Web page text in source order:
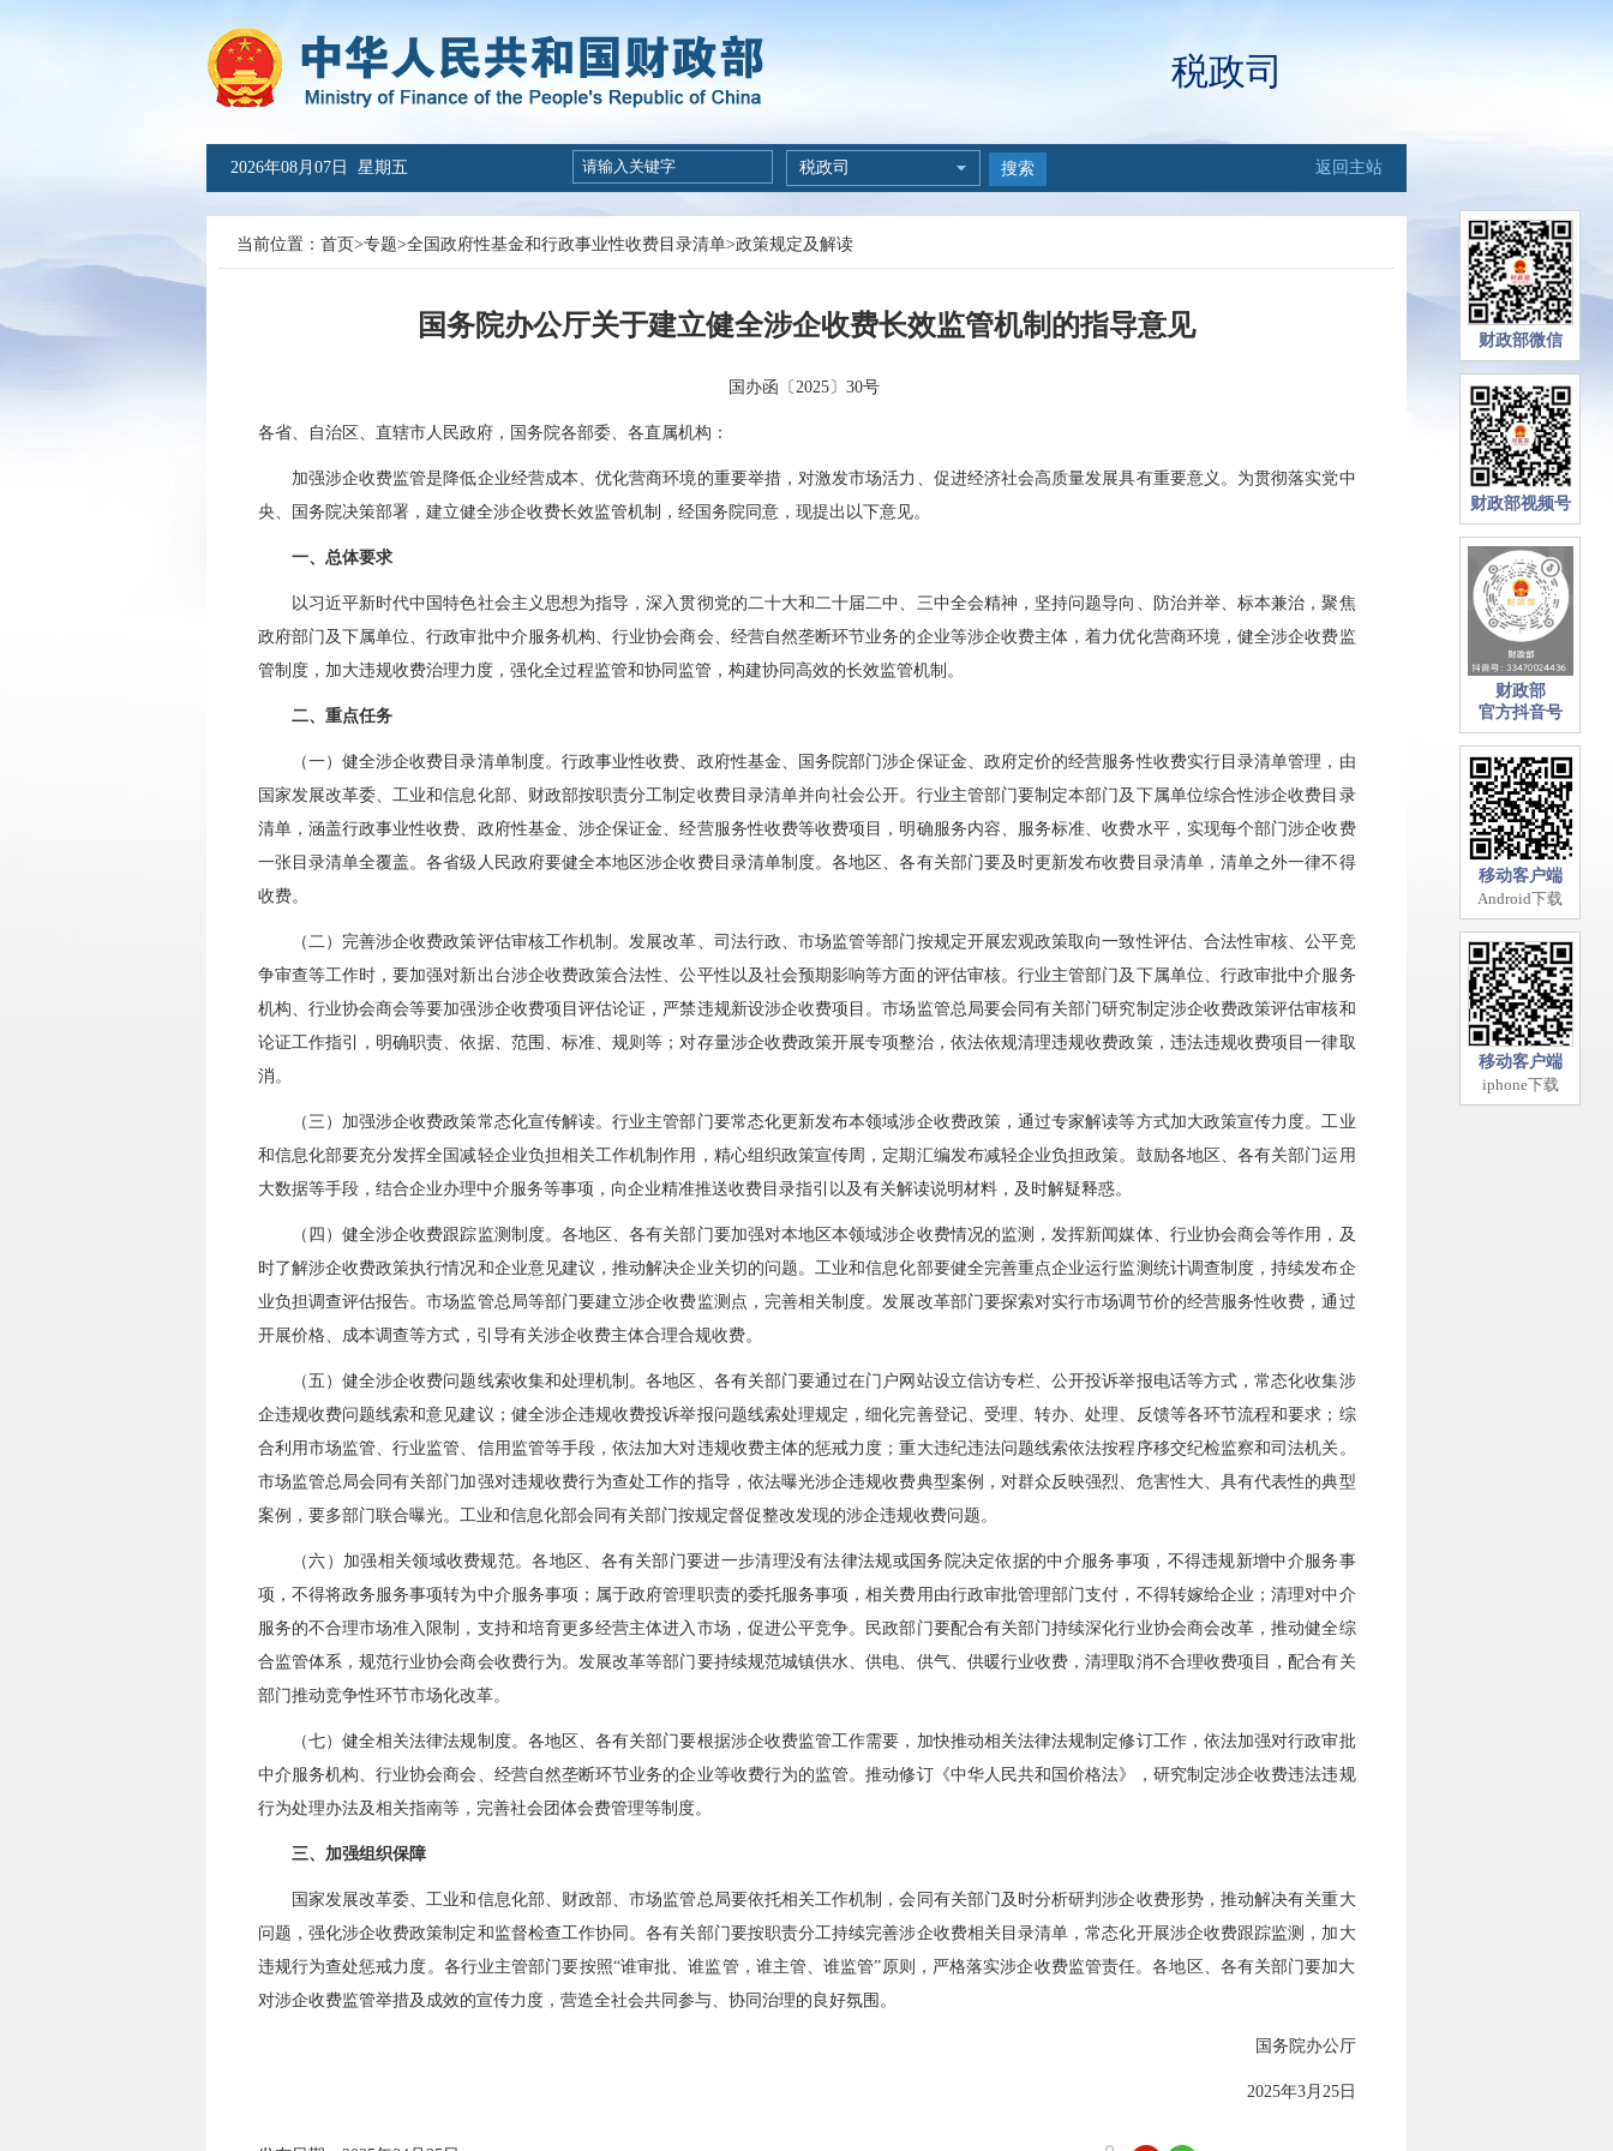
财政部微信
财政部视频号
财政部
官方抖音号
移动客户端
Android下载
移动客户端
iphone下载
税政司
2026年08月07日 星期五 税政司 搜索 返回主站
当前位置： 首页>专题>全国政府性基金和行政事业性收费目录清单>政策规定及解读
国务院办公厅关于建立健全涉企收费长效监管机制的指导意见
国办函〔2025〕30号
各省、自治区、直辖市人民政府，国务院各部委、各直属机构：
加强涉企收费监管是降低企业经营成本、优化营商环境的重要举措，对激发市场活力、促进经济社会高质量发展具有重要意义。为贯彻落实党中
央、国务院决策部署，建立健全涉企收费长效监管机制，经国务院同意，现提出以下意见。
一、总体要求
以习近平新时代中国特色社会主义思想为指导，深入贯彻党的二十大和二十届二中、三中全会精神，坚持问题导向、防治并举、标本兼治，聚焦
政府部门及下属单位、行政审批中介服务机构、行业协会商会、经营自然垄断环节业务的企业等涉企收费主体，着力优化营商环境，健全涉企收费监
管制度，加大违规收费治理力度，强化全过程监管和协同监管，构建协同高效的长效监管机制。
二、重点任务
（一）健全涉企收费目录清单制度。 行政事业性收费、政府性基金、国务院部门涉企保证金、政府定价的经营服务性收费实行目录清单管理，由
国家发展改革委、工业和信息化部、财政部按职责分工制定收费目录清单并向社会公开。行业主管部门要制定本部门及下属单位综合性涉企收费目录
清单，涵盖行政事业性收费、政府性基金、涉企保证金、经营服务性收费等收费项目，明确服务内容、服务标准、收费水平，实现每个部门涉企收费
一张目录清单全覆盖。各省级人民政府要健全本地区涉企收费目录清单制度。各地区、各有关部门要及时更新发布收费目录清单，清单之外一律不得
收费。
（二）完善涉企收费政策评估审核工作机制。发展改革、司法行政、市场监管等部门按规定开展宏观政策取向一致性评估、合法性审核、公平竞
争审查等工作时，要加强对新出台涉企收费政策合法性、公平性以及社会预期影响等方面的评估审核。行业主管部门及下属单位、行政审批中介服务
机构、行业协会商会等要加强涉企收费项目评估论证，严禁违规新设涉企收费项目。市场监管总局要会同有关部门研究制定涉企收费政策评估审核和
论证工作指引，明确职责、依据、范围、标准、规则等；对存量涉企收费政策开展专项整治，依法依规清理违规收费政策，违法违规收费项目一律取
消。
（三）加强涉企收费政策常态化宣传解读。行业主管部门要常态化更新发布本领域涉企收费政策，通过专家解读等方式加大政策宣传力度。工业
和信息化部要充分发挥全国减轻企业负担相关工作机制作用，精心组织政策宣传周，定期汇编发布减轻企业负担政策。鼓励各地区、各有关部门运用
大数据等手段，结合企业办理中介服务等事项，向企业精准推送收费目录指引以及有关解读说明材料，及时解疑释惑。
（四）健全涉企收费跟踪监测制度。 各地区、各有关部门要加强对本地区本领域涉企收费情况的监测，发挥新闻媒体、行业协会商会等作用，及
时了解涉企收费政策执行情况和企业意见建议，推动解决企业关切的问题。工业和信息化部要健全完善重点企业运行监测统计调查制度，持续发布企
业负担调查评估报告。市场监管总局等部门要建立涉企收费监测点，完善相关制度。发展改革部门要探索对实行市场调节价的经营服务性收费，通过
开展价格、成本调查等方式，引导有关涉企收费主体合理合规收费。
（五）健全涉企收费问题线索收集和处理机制。各地区、各有关部门要通过在门户网站设立信访专栏、公开投诉举报电话等方式，常态化收集涉
企违规收费问题线索和意见建议；健全涉企违规收费投诉举报问题线索处理规定，细化完善登记、受理、转办、处理、反馈等各环节流程和要求；综
合利用市场监管、行业监管、信用监管等手段，依法加大对违规收费主体的惩戒力度；重大违纪违法问题线索依法按程序移交纪检监察和司法机关。
市场监管总局会同有关部门加强对违规收费行为查处工作的指导，依法曝光涉企违规收费典型案例，对群众反映强烈、危害性大、具有代表性的典型
案例，要多部门联合曝光。工业和信息化部会同有关部门按规定督促整改发现的涉企违规收费问题。
（六）加强相关领域收费规范。各地区、各有关部门要进一步清理没有法律法规或国务院决定依据的中介服务事项，不得违规新增中介服务事
项，不得将政务服务事项转为中介服务事项；属于政府管理职责的委托服务事项，相关费用由行政审批管理部门支付，不得转嫁给企业；清理对中介
服务的不合理市场准入限制，支持和培育更多经营主体进入市场，促进公平竞争。民政部门要配合有关部门持续深化行业协会商会改革，推动健全综
合监管体系，规范行业协会商会收费行为。发展改革等部门要持续规范城镇供水、供电、供气、供暖行业收费，清理取消不合理收费项目，配合有关
部门推动竞争性环节市场化改革。
（七）健全相关法律法规制度。 各地区、各有关部门要根据涉企收费监管工作需要，加快推动相关法律法规制定修订工作，依法加强对行政审批
中介服务机构、行业协会商会、经营自然垄断环节业务的企业等收费行为的监管。推动修订《中华人民共和国价格法》，研究制定涉企收费违法违规
行为处理办法及相关指南等，完善社会团体会费管理等制度。
三、加强组织保障
国家发展改革委、工业和信息化部、财政部、市场监管总局要依托相关工作机制，会同有关部门及时分析研判涉企收费形势，推动解决有关重大
问题，强化涉企收费政策制定和监督检查工作协同。各有关部门要按职责分工持续完善涉企收费相关目录清单，常态化开展涉企收费跟踪监测，加大
违规行为查处惩戒力度。各行业主管部门要按照“谁审批、谁监管，谁主管、谁监管”原则，严格落实涉企收费监管责任。各地区、各有关部门要加大
对涉企收费监管举措及成效的宣传力度，营造全社会共同参与、协同治理的良好氛围。
国务院办公厅
2025年3月25日